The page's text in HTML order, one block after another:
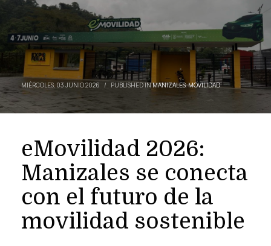
MIÉRCOLES, 03 JUNIO 2026 / PUBLISHED INMANIZALES,MOVILIDAD
eMovilidad 2026:
Manizales se conecta
con el futuro de la
movilidad sostenible